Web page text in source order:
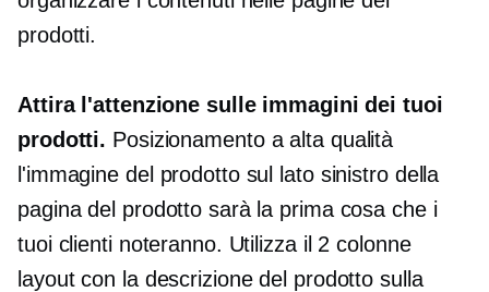
prodotti.
Attira l'attenzione sulle immagini dei tuoi
prodotti. Posizionamento aalta qualità
l'immagine del prodotto sul lato sinistro della
pagina del prodotto sarà la prima cosa che i
tuoi clienti noteranno. Utilizza il 2 colonne
layout con la descrizione del prodotto sulla